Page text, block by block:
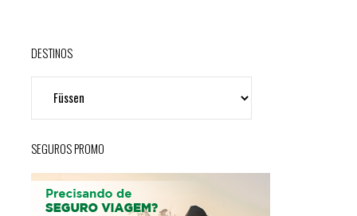
conto
de
DESTINOS
SEGUROS PROMO